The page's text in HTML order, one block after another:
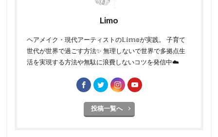
Limo
ヘアメイク・現代アーティストの𝕃𝕚𝕞𝕠が実践。 子育て
世代が世界で過ごす方法✨ 無理しないで世界で多拠点生
活を実現する方法や無駄に浪費しないコツを発信中☁️
投稿一覧へ